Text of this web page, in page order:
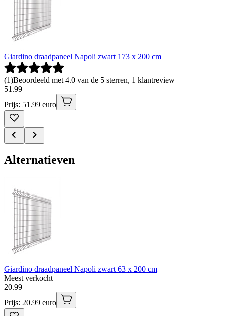
Giardino draadpaneel Napoli zwart 173 x 200 cm
(1)Beoordeeld met 4.0 van de 5 sterren, 1 klantreview
51 .99
Prijs: 51.99 euro
Alternatieven
Giardino draadpaneel Napoli zwart 63 x 200 cm
Meest verkocht
20.99
Prijs: 20.99 euro